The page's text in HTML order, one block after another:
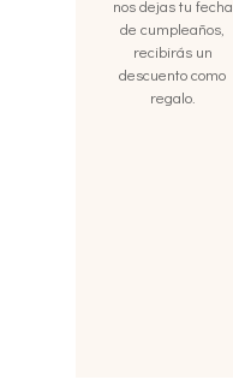
nos dejas tu fecha
de cumpleaños,
recibirás un
descuento como
regalo.